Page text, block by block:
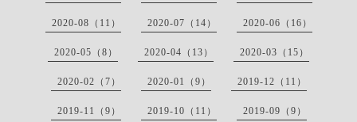
2020-08（11） 2020-07（14） 2020-06（16）
2020-05（8） 2020-04（13） 2020-03（15）
2020-02（7） 2020-01（9） 2019-12（11）
2019-11（9） 2019-10（11） 2019-09（9）